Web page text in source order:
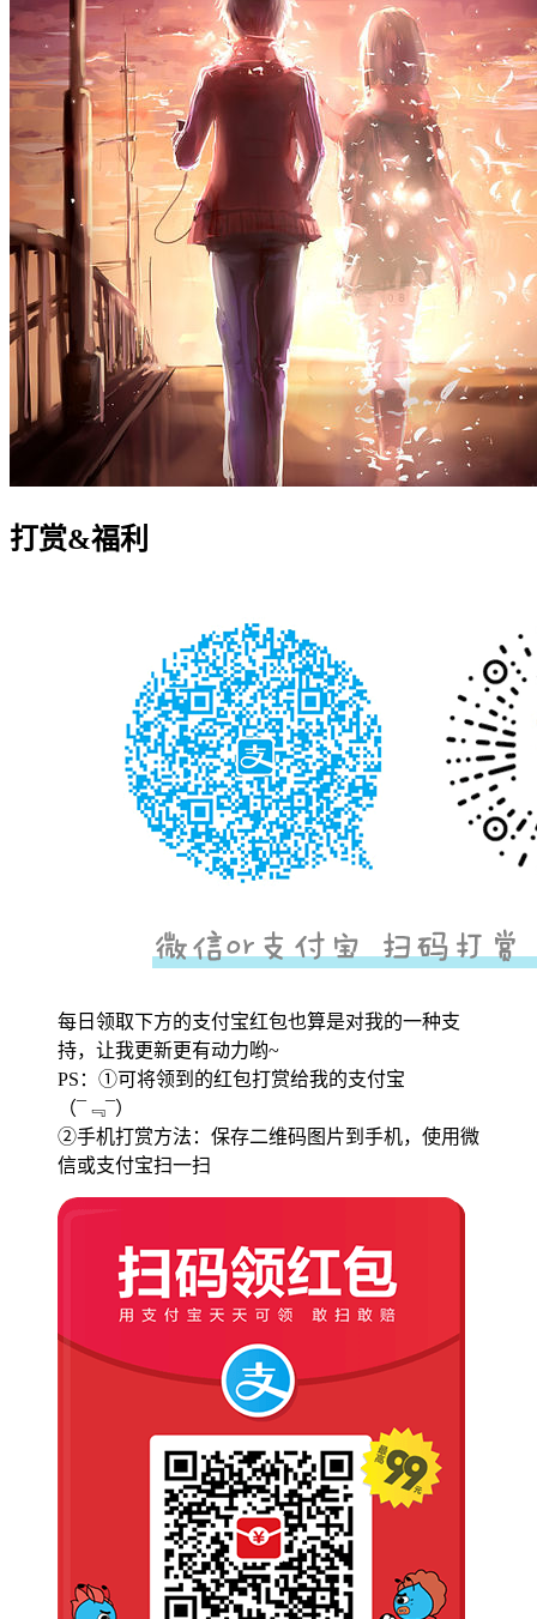
打赏&福利
每日领取下方的支付宝红包也算是对我的一种支
持，让我更新更有动力哟~
PS：①可将领到的红包打赏给我的支付宝
（¯﹃¯）
②手机打赏方法：保存二维码图片到手机，使用微
信或支付宝扫一扫